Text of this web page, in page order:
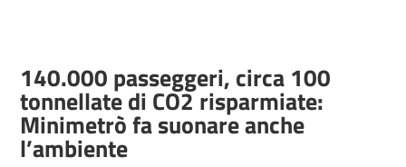
140.000 passeggeri, circa 100
tonnellate di CO2 risparmiate:
Minimetrò fa suonare anche
l’ambiente